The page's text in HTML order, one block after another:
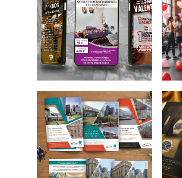
France
Création du nouveau
logo pour la société
Oreka France by
Ravinet d'Arc.
KBOX
Atelier
sportif
Réalisation de